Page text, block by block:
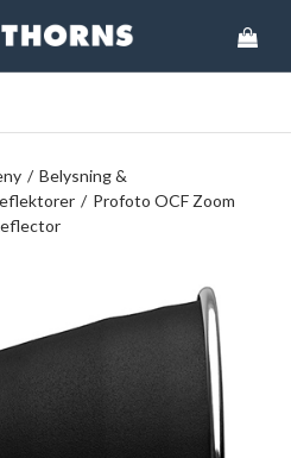
/ Belysning &
/ Profoto OCF Zoom